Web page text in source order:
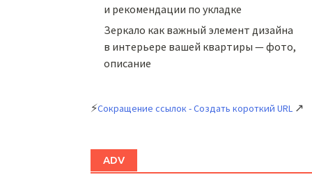
и рекомендации по укладке
Зеркало как важный элемент дизайна
в интерьере вашей квартиры — фото,
описание
⚡Сокращение ссылок - Создать короткий URL ↗
ADV